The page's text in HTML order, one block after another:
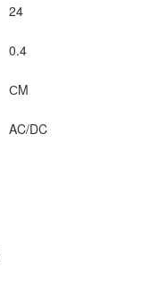
24
0.4
СM
AC/DC